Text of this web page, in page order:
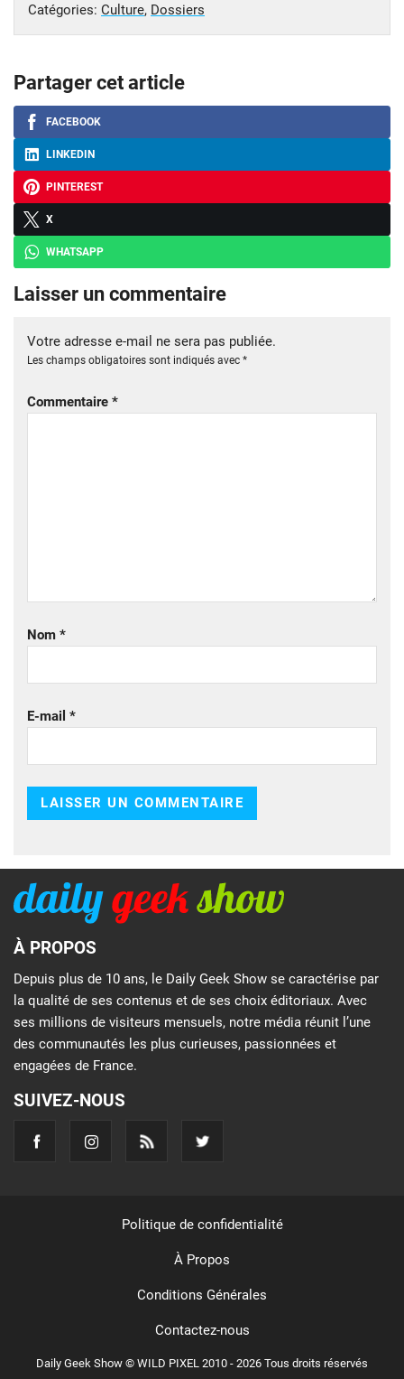
Catégories: Culture, Dossiers
Partager cet article
FACEBOOK
LINKEDIN
PINTEREST
X
WHATSAPP
Laisser un commentaire
Votre adresse e-mail ne sera pas publiée.
Les champs obligatoires sont indiqués avec *
Commentaire *
Nom *
E-mail *
À PROPOS
Depuis plus de 10 ans, le Daily Geek Show se caractérise par
la qualité de ses contenus et de ses choix éditoriaux. Avec
ses millions de visiteurs mensuels, notre média réunit l’une
des communautés les plus curieuses, passionnées et
engagées de France.
SUIVEZ-NOUS
Daily Geek Show © WILD PIXEL 2010 - 2026 Tous droits réservés
Politique de confidentialité
À Propos
Conditions Générales
Contactez-nous